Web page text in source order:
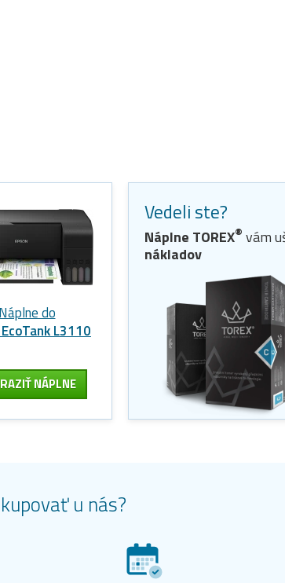
Náplne do
L3110
NÁPLNE
Vedeli ste?
Náplne TOREX® vám
nákladov
u nás?